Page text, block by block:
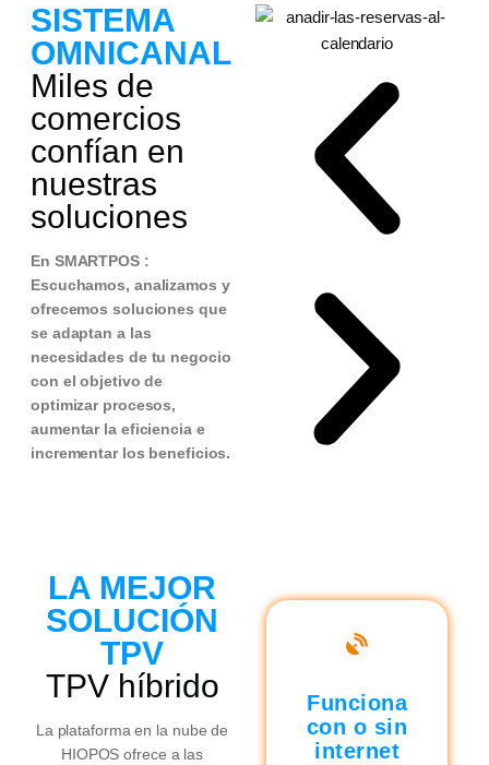
SISTEMA
OMNICANAL
Miles de
comercios
confían en
nuestras
soluciones
En SMARTPOS :
Escuchamos, analizamos y
ofrecemos soluciones que
se adaptan a las
necesidades de tu negocio
con el objetivo de
optimizar procesos,
aumentar la eficiencia e
incrementar los beneficios.
LA MEJOR
SOLUCIÓN
TPV
TPV híbrido​
La plataforma en la nube de
HIOPOS ofrece a las
Funciona
con o sin
internet